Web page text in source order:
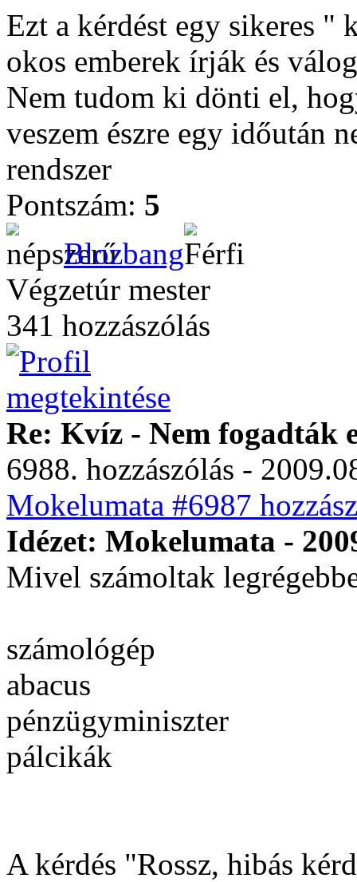
Ezt a kérdést egy sikeres "
okos emberek írják és
Nem tudom ki dönti el,
veszem észre egy időután
rendszer
Pontszám: 5
Blozbang
Végzetúr mester
341 hozzászólás
Re: Kvíz - Nem fogadták
6988. hozzászólás -
Mokelumata #6987
Idézet: Mokelumata -
Mivel számoltak
számológép
abacus
pénzügyminiszter
pálcikák
A kérdés "Rossz, hibás